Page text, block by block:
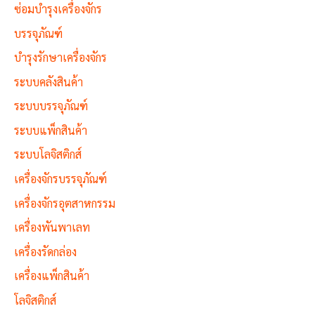
ซ่อมบำรุงเครื่องจักร
บรรจุภัณฑ์
บำรุงรักษาเครื่องจักร
ระบบคลังสินค้า
ระบบบรรจุภัณฑ์
ระบบแพ็กสินค้า
ระบบโลจิสติกส์
เครื่องจักรบรรจุภัณฑ์
เครื่องจักรอุตสาหกรรม
เครื่องพันพาเลท
เครื่องรัดกล่อง
เครื่องแพ็กสินค้า
โลจิสติกส์